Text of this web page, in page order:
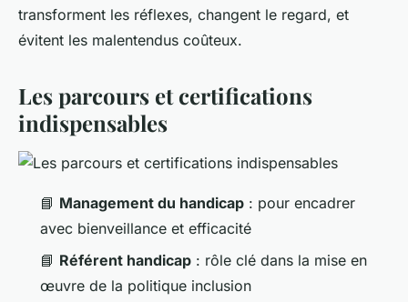
transforment les réflexes, changent le regard, et
évitent les malentendus coûteux.
Les parcours et certifications
indispensables
📘 Management du handicap : pour encadrer
avec bienveillance et efficacité
📘 Référent handicap : rôle clé dans la mise en
œuvre de la politique inclusion